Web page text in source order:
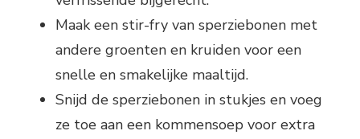
Maak een stir-fry van sperziebonen met
andere groenten en kruiden voor een
snelle en smakelijke maaltijd.
Snijd de sperziebonen in stukjes en voeg
ze toe aan een kommensoep voor extra